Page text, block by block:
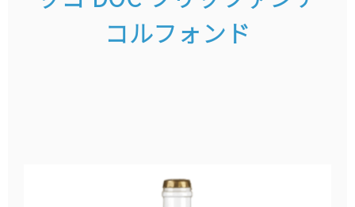
コルフォンド